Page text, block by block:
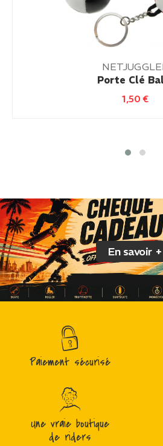
Porte Clé
1,50€
En savoir +
Paiement sécurisé
Une vraie boutique
de riders